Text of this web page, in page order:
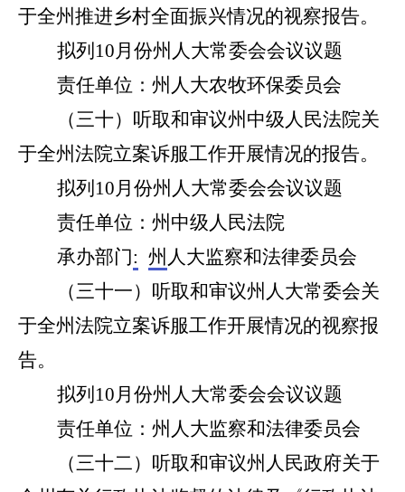
于全州推进乡村全面振兴情况的视察报告。
拟列10月份州人大常委会会议议题
责任单位：州人大农牧环保委员会
（三十）听取和审议州 中级人民法院关
于全州法院立案诉服工作开展情况的报告。
拟列10月份州人大常委会会议议题
责任单位：州 中级人民法院
承办部门: 州 人大监察和法律委员会
（三十一）听取和审议州人大常委会关
于全州法院立案诉服工作开展情况的视察报
告。
拟列10月份州人大常委会会议议题
责任单位：州人大监察和法律委员会
（三十二） 听取和审议州人民政府关于